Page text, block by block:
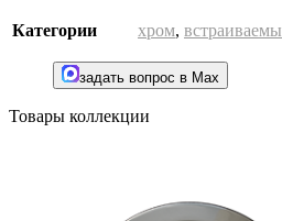
Категории хром,
задать вопрос в Max
Товары коллекции